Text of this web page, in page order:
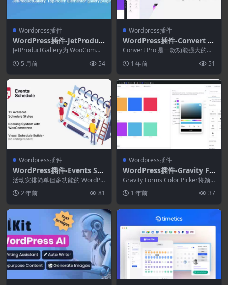
Wordpress插件
WordPress插件-JetProduct
Gallery 2.2.6-Elementor插
件
JetProductGallery为 WooComme
5 月前 54
Wordpress插件
WordPress插件-Convert Pr
o 1.8.5–WordPress潜在客
户生成工具
Convert Pro 是一款功能强大的潜
量转化为...
1 年前 51
Wordpress插件
WordPress插件-Events Sch
edule 2.7.0–WordPress活
动日历插件
活动安排简单但多功能的 WordPr
程或活动。...
2 年前 81
Wordpress插件
WordPress插件-Gravity Fo
rms Color Picker 1.3.8
Gravity Forms Color Picker将颜
1 年前 37